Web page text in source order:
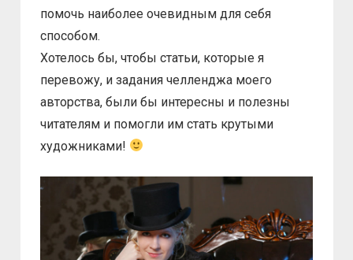
помочь наиболее очевидным для себя
способом.
Хотелось бы, чтобы статьи, которые я
перевожу, и задания челленджа моего
авторства, были бы интересны и полезны
читателям и помогли им стать крутыми
художниками!